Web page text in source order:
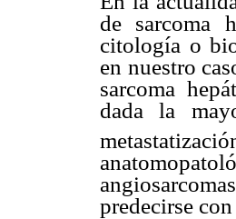
de sarcoma
citología o
en nuestro
sarcoma
dada la
predecirse